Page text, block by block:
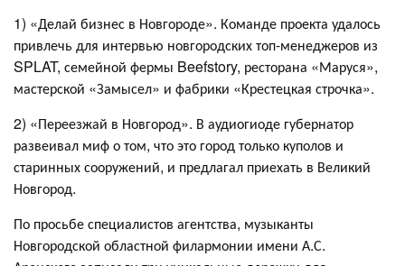
1) «Делай бизнес в Новгороде». Команде проекта удалось
привлечь для интервью новгородских топ-менеджеров из
SPLAT, семейной фермы Beefstory, ресторана «Маруся»,
мастерской «Замысел» и фабрики «Крестецкая строчка».
2) «Переезжай в Новгород». В аудиогиоде губернатор
развеивал миф о том, что это город только куполов и
старинных сооружений, и предлагал приехать в Великий
Новгород.
По просьбе специалистов агентства, музыканты
Новгородской областной филармонии имени А.С.